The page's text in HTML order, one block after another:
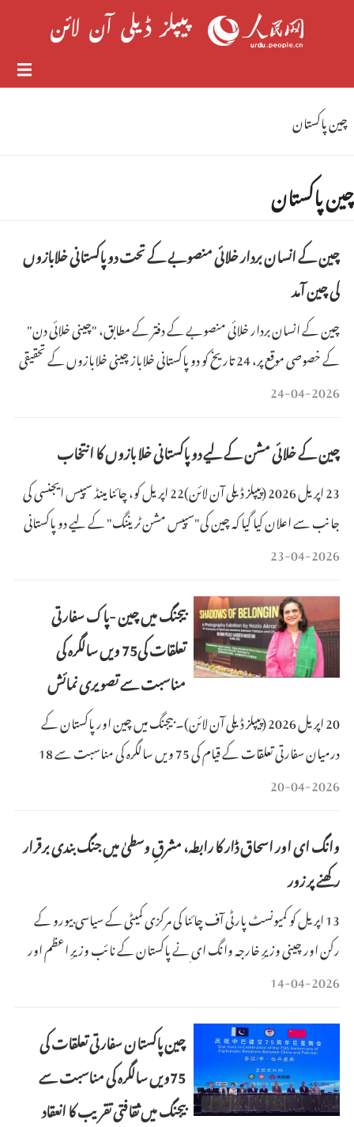
چین پاکستان
چین پاکستان
چین کے انسان بردار خلائی منصوبے کے تحت دو پاکستانی خلابازوں
کی چین آمد
چین کے انسان بردار خلائی منصوبے کے دفتر کے مطابق، "چینی خلائی دن"
کے خصوصی موقع پر، 24 تاریخ کو دو پاکستانی خلاباز چینی خلابازوں کے تحقیقی
وتربیتی مرکز میں داخل ہوئے، جہاں انہوں نے چینی خلابازوں کے ساتھ شانہ
24-04-2026
چین کے خلائی مشن کے لیے دو پاکستانی خلا بازوں کا انتخاب
23 اپریل 2026 (پیپلز ڈیلی آن لائن)22 اپریل کو، چائنا مینڈ سپیس ایجنسی کی
جانب سے اعلان کیا گیا کہ چین کی"سپیس مشن ٹریننگ" کے لیے دو پاکستانی
شہریوں کو پہلے غیر ملکی خلا باز کے طور پر منتخب کیا گیا ہے۔یہ ملک کی خلائی
23-04-2026
بیجنگ میں چین -پاک سفارتی
تعلقات کی75 ویں سالگرہ کی
مناسبت سے تصویری نمائش
20 اپریل 2026 (پیپلز ڈیلی آن لائن)۔ بیجنگ میں چین اور پاکستان کے
درمیان سفارتی تعلقات کے قیام کی 75 ویں سالگرہ کی مناسبت سے 18
اپریل کو پاکستانی سفارتخانے نے، بیجنگ پیس گارڈن میوزیم اور آئی بی آئی
تصویری نمائش کا انعقاد کیا ۔ "شیڈوز آف بیل
20-04-2026
وانگ ای اور اسحاق ڈار کا رابطہ، مشرقِ وسطیٰ میں جنگ بندی برقرار
رکھنے پر زور
13 اپریل کو کمیونسٹ پارٹی آف چائنا کی مرکزی کمیٹی کے سیاسی بیورو کے
رکن اور چینی وزیرِ خارجہ وانگ ای نے پاکستان کے نائب وزیرِ اعظم اور
وزیرِ خارجہ اسحاق ڈار سے ٹیلیفون پر گفتگو کی۔
14-04-2026
چین پاکستان سفارتی تعلقات کی
75ویں سالگرہ کی مناسبت سے
بیجنگ میں ثقافتی تقریب کا انعقاد